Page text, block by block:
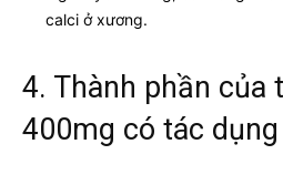
calci ở xương.
4. Thành phần của
400mg có tác